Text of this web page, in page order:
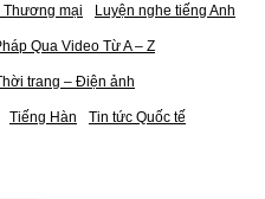
Thương mại Luyện nghe tiếng Anh
Qua Video Từ A – Z
trang – Điện ảnh
Tiếng Hàn Tin tức Quốc tế